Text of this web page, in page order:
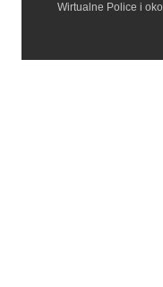
Wirtualne Police i